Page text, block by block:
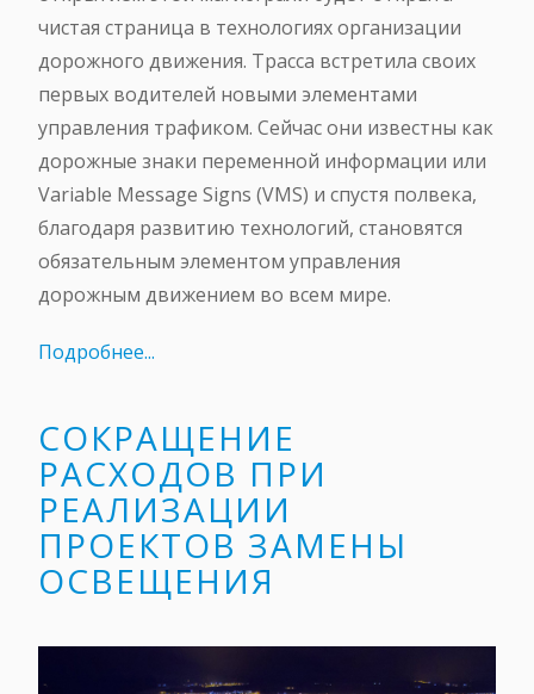
чистая страница в технологиях организации
дорожного движения. Трасса встретила своих
первых водителей новыми элементами
управления трафиком. Сейчас они известны как
дорожные знаки переменной информации или
Variable Message Signs (VMS) и спустя полвека,
благодаря развитию технологий, становятся
обязательным элементом управления
дорожным движением во всем мире.
Подробнее...
СОКРАЩЕНИЕ
РАСХОДОВ ПРИ
РЕАЛИЗАЦИИ
ПРОЕКТОВ ЗАМЕНЫ
ОСВЕЩЕНИЯ